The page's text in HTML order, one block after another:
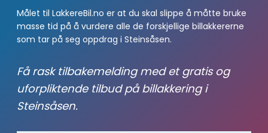
Målet til LakkereBil.no er at du skal slippe å måtte bruke
masse tid på å vurdere alle de forskjellige billakkererne
som tar på seg oppdrag i Steinsåsen.
Få rask tilbakemelding med et gratis og
uforpliktende tilbud på billakkering i
Steinsåsen.